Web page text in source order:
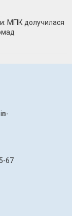
МГІК долучилася
67